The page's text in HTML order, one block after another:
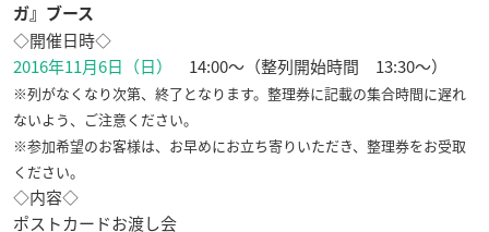
ガ』ブース
◇開催日時◇
2016年11月6日（日）
14:00～（整列開始時間 13:30～）
※列がなくなり次第、終了となります。整理券に記載の集合時間に遅れ
ないよう、ご注意ください。
※参加希望のお客様は、お早めにお立ち寄りいただき、整理券をお受取
ください。
◇内容◇
ポストカードお渡し会